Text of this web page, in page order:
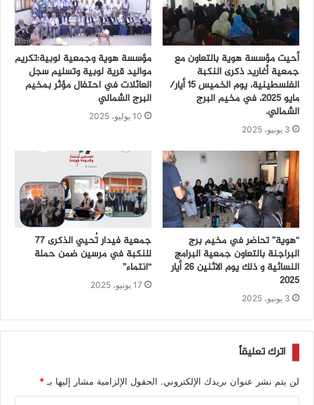
أحيت مؤسسة هوية بالتعاون مع
جمعية أغاريد ذكرى النكبة
الفلسطينية، يوم الخميس 15 أيار/
مايو 2025، في مخيم البرج
الشمالي.
3 يونيو، 2025
مؤسسة هوية وجمعية لوبية:تكريم
مواليد قرية لوبية وتسليم سجل
العائلات في احتفال مؤثر بمخيم
البرج الشمالي
10 يوليو، 2025
“هوية” تحاضر في مخيم برج
البراجنة بالتعاون جمعية البرامج
النسائية و ذلك يوم الاثنين 26 أيار
2025
3 يونيو، 2025
جمعية فيدار تُحيي الذكرى 77
للنكبة في مرسين ضمن حملة
“انتماء”
17 يونيو، 2025
اترك تعليقاً
لن يتم نشر عنوان بريدك الإلكتروني. الحقول الإلزامية مشار إليها بـ *